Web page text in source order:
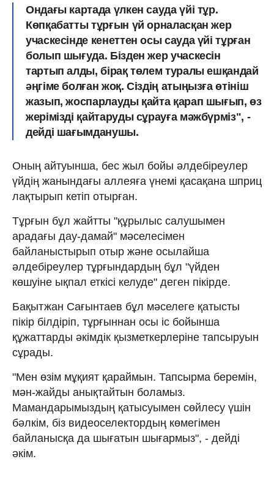
Ондағы картада үлкен сауда үйі тұр.
Көпқабатты тұрғын үй орналасқан жер
учаскесінде кенеттен осы сауда үйі тұрған
болып шығуда. Бізден жер учаскесін
тартып алды, бірақ төлем туралы ешқандай
әңгіме болған жоқ. Сіздің атыңызға өтініш
жазып, жоспарлауды қайта қарап шығып, өз
жерімізді қайтаруды сұрауға мәжбүрміз", -
дейді шағымданушы.
Оның айтуынша, бес жыл бойы әлдебіреулер
үйдің жанындағы аллеяға үнемі қасақана шприц
лақтырып кетіп отырған.
Тұрғын бұл жайтты "құрылыс салушымен
арадағы дау-дамай" мәселесімен
байланыстырып отыр және осылайша
әлдебіреулер тұрғындардың бұл "үйден
көшуіне ықпал еткісі келуде" деген пікірде.
Бақытжан Сағынтаев бұл мәселеге қатысты
пікір білдіріп, тұрғыннан осы іс бойынша
құжаттарды әкімдік қызметкерлеріне тапсыруын
сұрады.
"Мен өзім мұқият қараймын. Тапсырма беремін,
мән-жайды анықтайтын боламыз.
Мамандарымыздың қатысуымен сөйлесу үшін
бәлкім, біз видеоселектордың көмегімен
байланысқа да шығатын шығармыз", - дейді
әкім.